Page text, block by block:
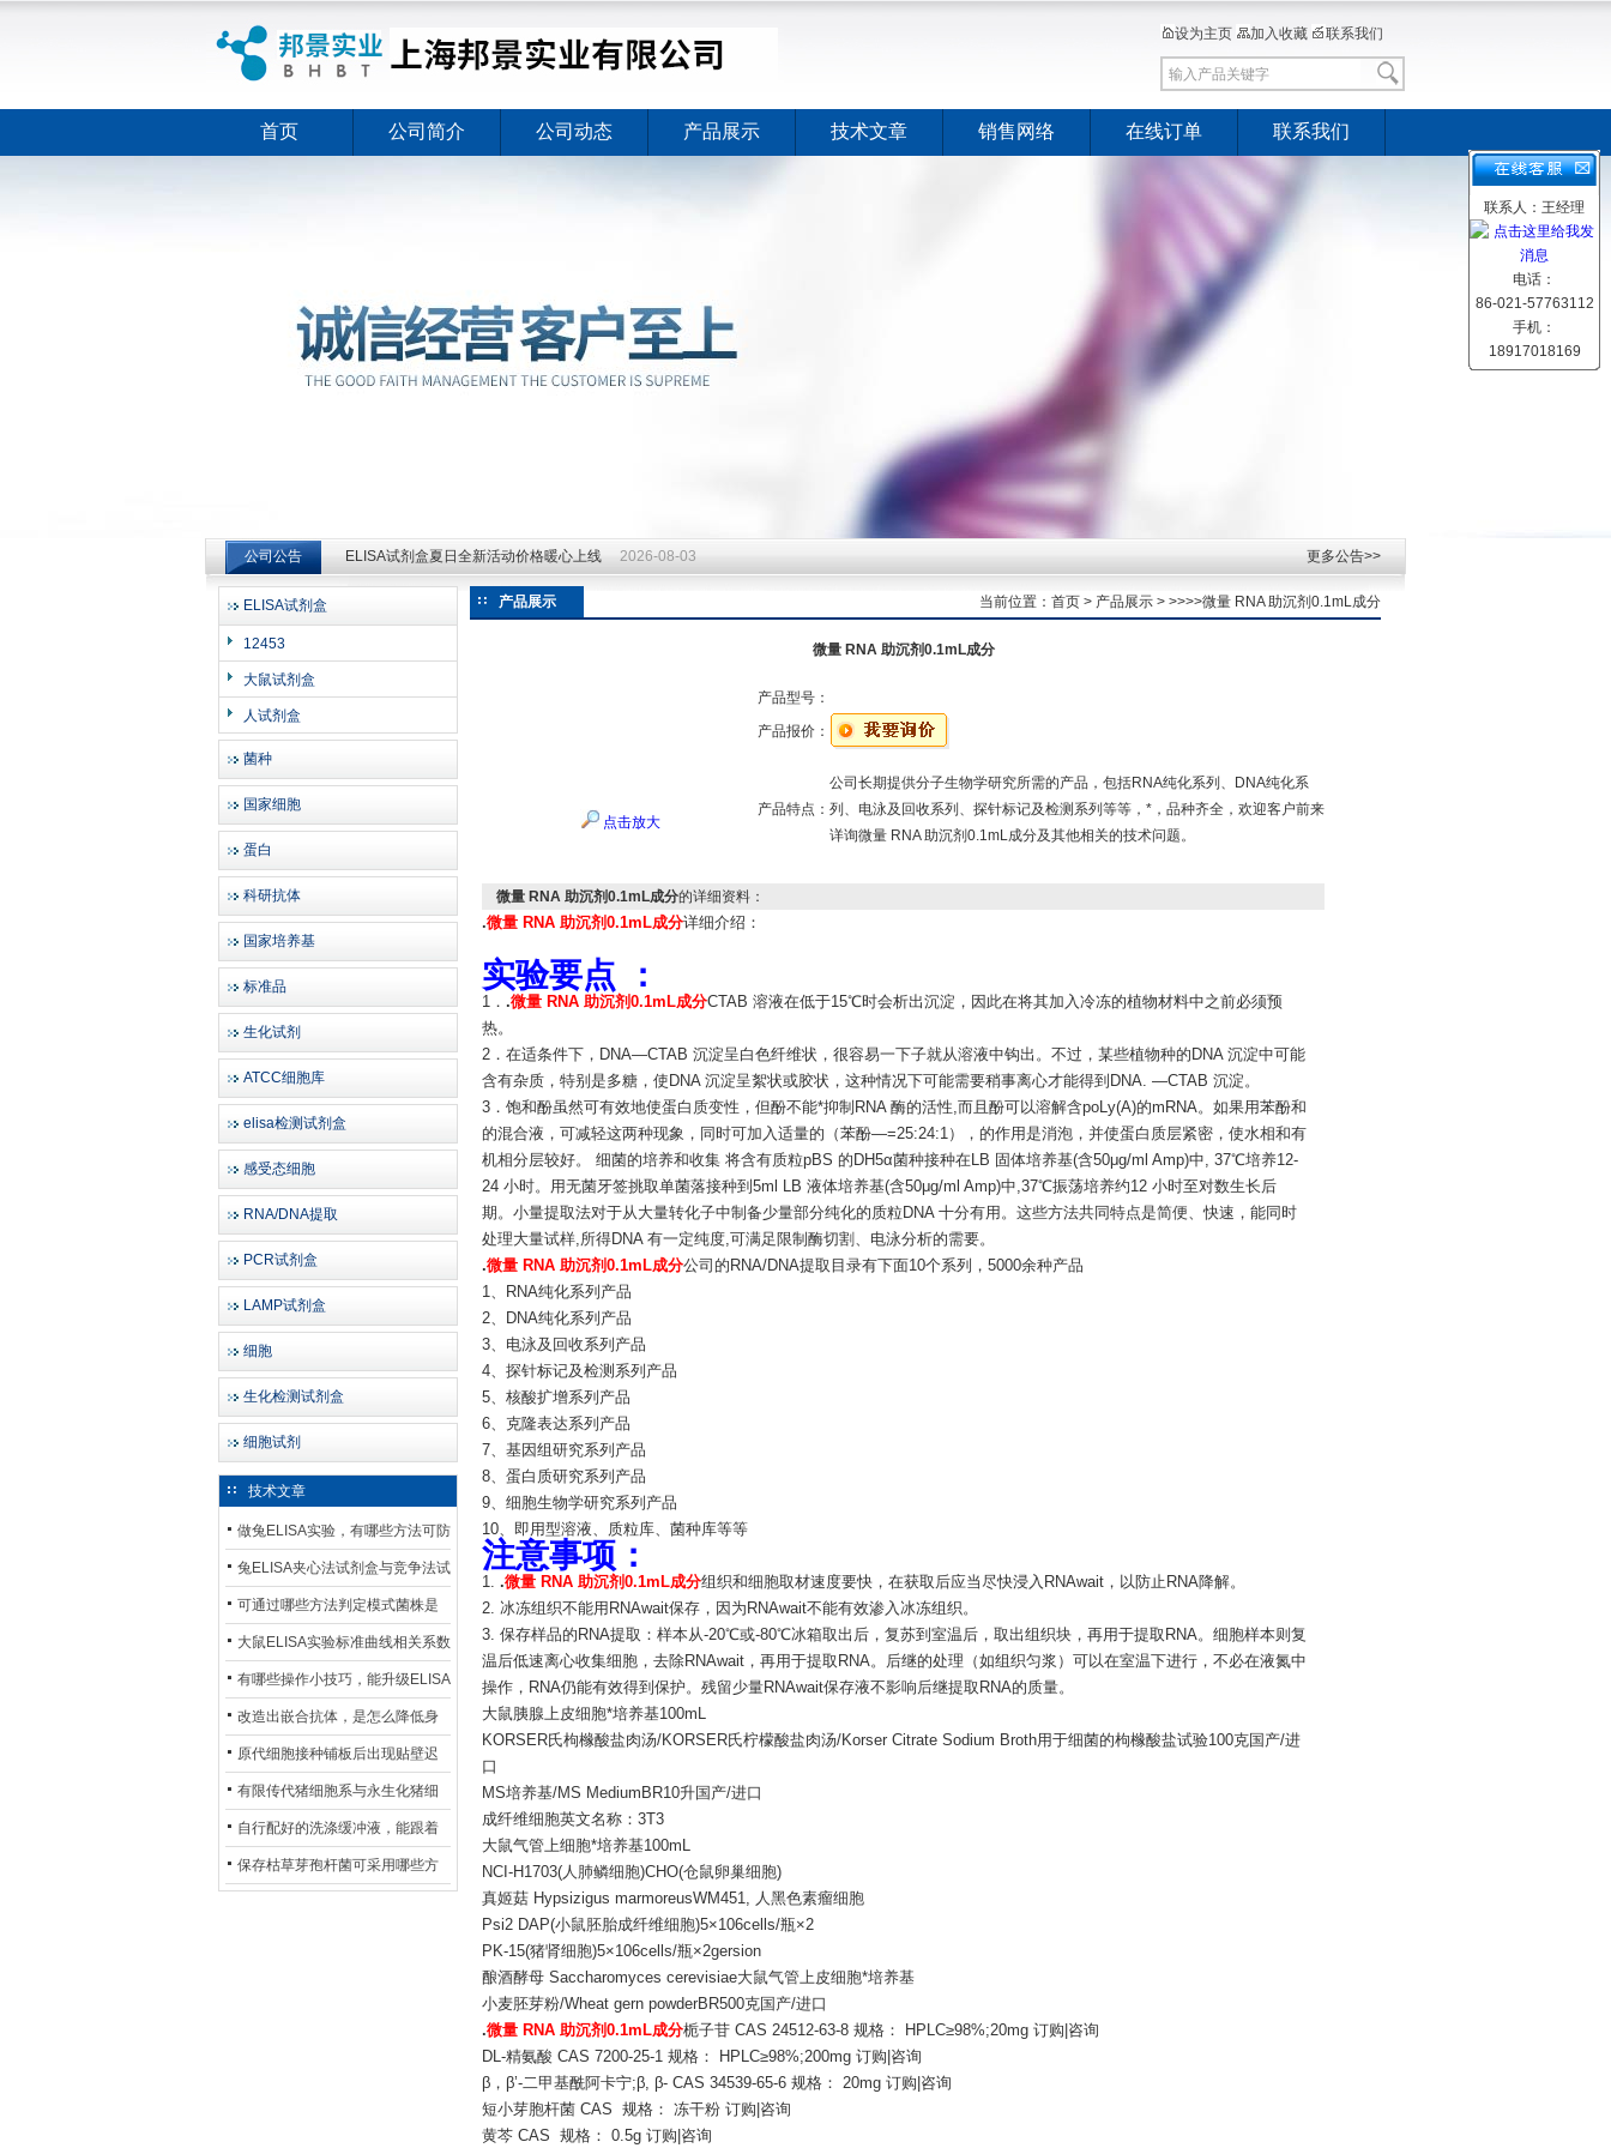
上海邦景实业有限公司
设为主页 加入收藏 联系我们
首页 公司简介 公司动态 产品展示 技术文章 销售网络 在线订单 联系我们
公司公告 ELISA试剂盒夏日全新活动价格暖心上线 2026-08-03
ELISA试剂盒夏日全新活动价格暖心上线
更多公告>>
ELISA试剂盒
12453
大鼠试剂盒
人试剂盒
菌种
国家细胞
蛋白
科研抗体
国家培养基
标准品
生化试剂
ATCC细胞库
elisa检测试剂盒
感受态细胞
RNA/DNA提取
PCR试剂盒
LAMP试剂盒
细胞
生化检测试剂盒
细胞试剂
技术文章
做兔ELISA实验，有哪些方法可防
止平台效应发生？
兔ELISA夹心法试剂盒与竞争法试
剂盒，适用检测场景存在哪些差
异？
可通过哪些方法判定模式菌株是
否存在杂菌污染？
大鼠ELISA实验标准曲线相关系数
偏低，可从哪些维度开展问题排
查？
有哪些操作小技巧，能升级ELISA
的LOD与LOQ性能？
改造出嵌合抗体，是怎么降低身
体生成抗鼠抗体（HAMA）的？
原代细胞接种铺板后出现贴壁迟
缓、悬浮细胞数量偏多的现象的
主要诱因
有限传代猪细胞系与永生化猪细
胞系，二者在增殖存活周期上有
什么区别？
自行配好的洗涤缓冲液，能跟着
试剂盒原装干粉放一处储存吗？
保存枯草芽孢杆菌可采用哪些方
产品展示 当前位置： 首页 > 产品展示 > >>>>微量 RNA 助沉剂0.1mL成分
微量 RNA 助沉剂0.1mL成分
点击放大
产品型号：
产品报价：
产品特点：
公司长期提供分子生物学研究所需的产品，包括RNA纯化系列、DNA纯化系
列、电泳及回收系列、探针标记及检测系列等等，*，品种齐全，欢迎客户前来
详询微量 RNA 助沉剂0.1mL成分及其他相关的技术问题。
微量 RNA 助沉剂0.1mL成分的详细资料：
.微量 RNA 助沉剂0.1mL成分详细介绍：
实验要点 ：
1． .微量 RNA 助沉剂0.1mL成分CTAB 溶液在低于15℃时会析出沉淀，因此在将其加入冷冻的植物材料中之前必须预
热。
2．在适条件下，DNA—CTAB 沉淀呈白色纤维状，很容易一下子就从溶液中钩出。不过，某些植物种的DNA 沉淀中可能
含有杂质，特别是多糖，使DNA 沉淀呈絮状或胶状，这种情况下可能需要稍事离心才能得到DNA. —CTAB 沉淀。
3．饱和酚虽然可有效地使蛋白质变性，但酚不能*抑制RNA 酶的活性,而且酚可以溶解含poLy(A)的mRNA。如果用苯酚和
的混合液，可减轻这两种现象，同时可加入适量的（苯酚—=25:24:1），的作用是消泡，并使蛋白质层紧密，使水相和有
机相分层较好。 细菌的培养和收集 将含有质粒pBS 的DH5α菌种接种在LB 固体培养基(含50μg/ml Amp)中, 37℃培养12-
24 小时。用无菌牙签挑取单菌落接种到5ml LB 液体培养基(含50μg/ml Amp)中,37℃振荡培养约12 小时至对数生长后
期。小量提取法对于从大量转化子中制备少量部分纯化的质粒DNA 十分有用。这些方法共同特点是简便、快速，能同时
处理大量试样,所得DNA 有一定纯度,可满足限制酶切割、电泳分析的需要。
.微量 RNA 助沉剂0.1mL成分公司的RNA/DNA提取目录有下面10个系列，5000余种产品
1、RNA纯化系列产品
2、DNA纯化系列产品
3、电泳及回收系列产品
4、探针标记及检测系列产品
5、核酸扩增系列产品
6、克隆表达系列产品
7、基因组研究系列产品
8、蛋白质研究系列产品
9、细胞生物学研究系列产品
10、即用型溶液、质粒库、菌种库等等
注意事项：
1. .微量 RNA 助沉剂0.1mL成分组织和细胞取材速度要快，在获取后应当尽快浸入RNAwait，以防止RNA降解。
2. 冰冻组织不能用RNAwait保存，因为RNAwait不能有效渗入冰冻组织。
3. 保存样品的RNA提取：样本从-20℃或-80℃冰箱取出后，复苏到室温后，取出组织块，再用于提取RNA。细胞样本则复
温后低速离心收集细胞，去除RNAwait，再用于提取RNA。后继的处理（如组织匀浆）可以在室温下进行，不必在液氮中
操作，RNA仍能有效得到保护。残留少量RNAwait保存液不影响后继提取RNA的质量。
大鼠胰腺上皮细胞*培养基100mL
KORSER氏枸橼酸盐肉汤/KORSER氏柠檬酸盐肉汤/Korser Citrate Sodium Broth用于细菌的枸橼酸盐试验100克国产/进
口
MS培养基/MS MediumBR10升国产/进口
成纤维细胞英文名称：3T3
大鼠气管上细胞*培养基100mL
NCI-H1703(人肺鳞细胞)CHO(仓鼠卵巢细胞)
真姬菇 Hypsizigus marmoreusWM451, 人黑色素瘤细胞
Psi2 DAP(小鼠胚胎成纤维细胞)5×106cells/瓶×2
PK-15(猪肾细胞)5×106cells/瓶×2gersion
酿酒酵母 Saccharomyces cerevisiae大鼠气管上皮细胞*培养基
小麦胚芽粉/Wheat gern powderBR500克国产/进口
.微量 RNA 助沉剂0.1mL成分栀子苷 CAS 24512-63-8 规格： HPLC≥98%;20mg 订购|咨询
DL-精氨酸 CAS 7200-25-1 规格： HPLC≥98%;200mg 订购|咨询
β，β’-二甲基酰阿卡宁;β, β- CAS 34539-65-6 规格： 20mg 订购|咨询
短小芽胞杆菌 CAS 规格： 冻干粉 订购|咨询
黄芩 CAS 规格： 0.5g 订购|咨询
联系人：王经理
电话：
86-021-57763112
手机：
18917018169